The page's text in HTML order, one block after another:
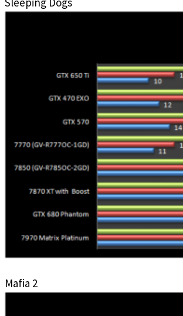
Mafia 2